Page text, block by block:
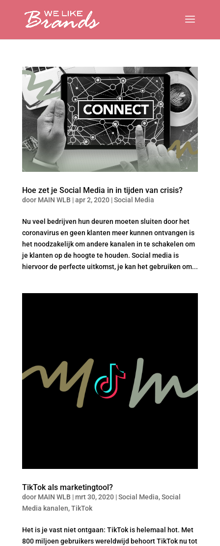
Hoe zet je Social Media in in tijden van crisis?
door MAIN WLB |apr 2, 2020|Social Media
Nu veel bedrijven hun deuren moeten sluiten door het
coronavirus en geen klanten meer kunnen ontvangen is
het noodzakelijk om andere kanalen in te schakelen om
je klanten op de hoogte te houden. Social media is
hiervoor de perfecte uitkomst, je kan het gebruiken om...
TikTok als marketingtool?
door MAIN WLB |mrt 30, 2020|Social Media,Social
Media kanalen,TikTok
Het is je vast niet ontgaan: TikTok is helemaal hot. Met
800 miljoen gebruikers wereldwijd behoort TikTok nu tot